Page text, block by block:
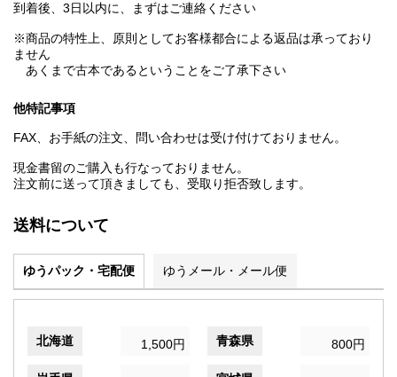
到着後、3日以内に、まずはご連絡ください
※商品の特性上、原則としてお客様都合による返品は承っており
ません
あくまで古本であるということをご了承下さい
他特記事項
FAX、お手紙の注文、問い合わせは受け付けておりません。
現金書留のご購入も行なっておりません。
注文前に送って頂きましても、受取り拒否致します。
送料について
ゆうパック・宅配便 ゆうメール・メール便
北海道 1,500円 青森県 800円